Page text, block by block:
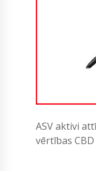
ASV aktivi
vērtības